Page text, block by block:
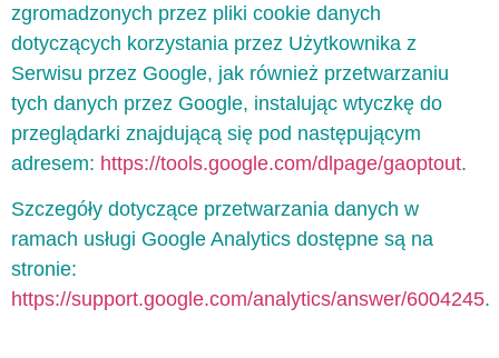
zgromadzonych przez pliki cookie danych
dotyczących korzystania przez Użytkownika z
Serwisu przez Google, jak również przetwarzaniu
tych danych przez Google, instalując wtyczkę do
przeglądarki znajdującą się pod następującym
adresem: https://tools.google.com/dlpage/gaoptout.
Szczegóły dotyczące przetwarzania danych w
ramach usługi Google Analytics dostępne są na
stronie:
https://support.google.com/analytics/answer/6004245.